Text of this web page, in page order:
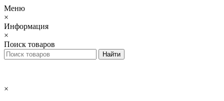
Меню
×
Информация
×
Поиск товаров
×